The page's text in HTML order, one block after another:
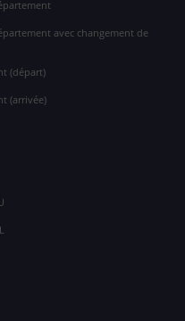
avec changement de
(départ)
(arrivée)